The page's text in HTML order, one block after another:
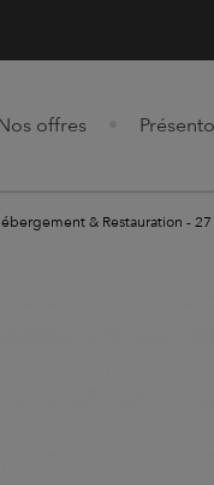
offres
& Restauration -